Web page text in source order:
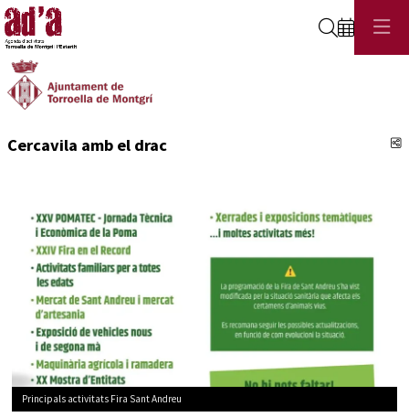
Cerca
Cercavila amb el drac
Principals activitats Fira Sant Andreu